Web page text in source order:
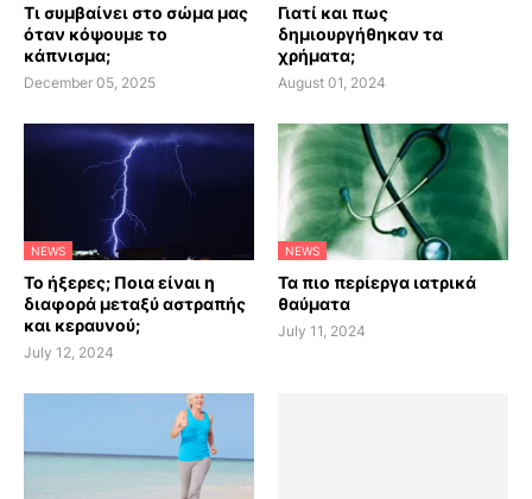
Τι συμβαίνει στο σώμα μας
όταν κόψουμε το
κάπνισμα;
December 05, 2025
Γιατί και πως
δημιουργήθηκαν τα
χρήματα;
August 01, 2024
NEWS
Το ήξερες; Ποια είναι η
διαφορά μεταξύ αστραπής
και κεραυνού;
July 12, 2024
NEWS
Τα πιο περίεργα ιατρικά
θαύματα
July 11, 2024